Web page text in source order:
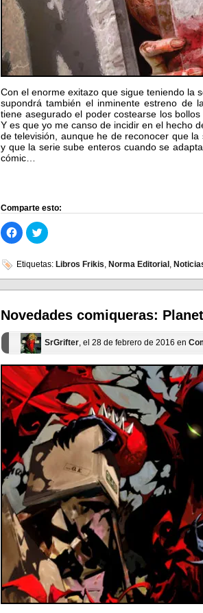
Con el enorme exitazo que sigue teniendo la
supondrá también el inminente estreno de
tiene asegurado el poder costearse los
Y es que yo me canso de incidir en el hecho
de televisión, aunque he de reconocer que
y que la serie sube enteros cuando se
cómic…
Comparte esto:
Haz
clic
para
en
Facebook
(Se
abre
ventana
nueva)
Haz
clic
en
(Se
abre
ventana
nueva)
Etiquetas: Libros Frikis, Norma Editorial ,
Novedades comiqueras:
SrGrifter, el 28 de febrero de 2016 en